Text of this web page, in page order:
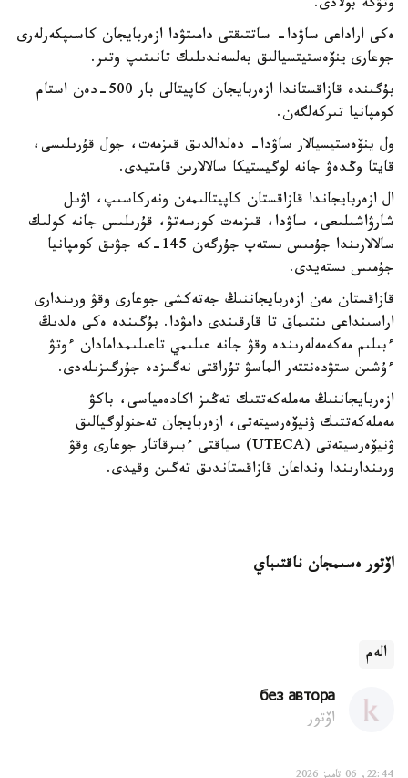
وتۋگە بولادى.
ەكى اراداعى ساۋدا- ساتتىقتى دامىتۋدا ازەربايجان كاسىپكەرلەرى
جوعارى ينۆەستيتسيالىق بەلسەندىلىك تانىتىپ وتىر.
بۇگىندە قازاقستاندا ازەربايجان كاپيتالى بار 500-دەن استام
كومپانيا تىركەلگەن.
ول ينۆەستيسيالار ساۋدا- دەلدالدىق قىزمەت، جول قۇرىلىسى،
قايتا وڭدەۋ جانە لوگيستيكا سالالارىن قامتيدى.
ال ازەربايجاندا قازاقستان كاپيتالىمەن ونەركاسىپ، اۋىل
شارۋاشىلىعى، ساۋدا، قىزمەت كورسەتۋ، قۇرىلىس جانە كولىك
سالالارىندا جۇمىس ىستەپ جۇرگەن 145-كە جۋىق كومپانيا
جۇمىس ىستەيدى.
قازاقستان مەن ازەربايجاننىڭ جەتەكشى جوعارى وقۋ ورىندارى
اراسىنداعى ىنتىماق تا قارقىندى دامۋدا. بۇگىندە ەكى ەلدىڭ
ءبىلىم مەكەمەلەرىندە وقۋ جانە عىلىمي تاعىلىمدامادان ءوتۋ
ءۇشىن ستۋدەنتتەر الماسۋ تۇراقتى نەگىزدە جۇرگىزىلەدى.
ازەربايجاننىڭ مەملەكەتتىك تەڭىز اكادەمياسى، باكۋ
مەملەكەتتىك ۋنيۆەرسيتەتى، ازەربايجان تەحنولوگيالىق
ۋنيۆەرسيتەتى (UTECA) سياقتى ءبىرقاتار جوعارى وقۋ
ورىندارىندا ونداعان قازاقستاندىق تەگىن وقيدى.
اۆتور ەسىمجان ناقتىباي
الەم
без автора
اۆتور